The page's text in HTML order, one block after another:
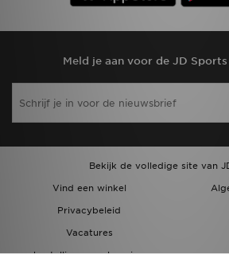
Meld je aan voor de JD
Bekijk de volledige site van
Vind een winkel
Privacybeleid
Vacatures
bestellingen en levering